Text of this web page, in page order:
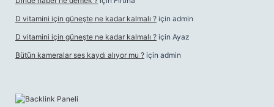
D vitamini için güneşte ne kadar kalmalı ? için admin
D vitamini için güneşte ne kadar kalmalı ? için Ayaz
Bütün kameralar ses kaydı alıyor mu ? için admin